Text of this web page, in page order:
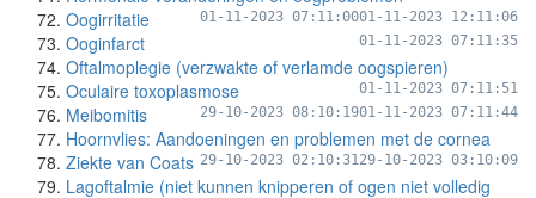
01-11-2023 12:11:06
Oogirritatie 01-11-2023 07:11:00
Ooginfarct 01-11-2023 07:11:35
Oftalmoplegie (verzwakte of verlamde oogspieren)
01-11-2023 07:11:51
Oculaire toxoplasmose
01-11-2023 07:11:44
Meibomitis 29-10-2023 08:10:19
Hoornvlies: Aandoeningen en problemen met de cornea
29-10-2023 03:10:09
Ziekte van Coats 29-10-2023 02:10:31
Lagoftalmie (niet kunnen knipperen of ogen niet volledig